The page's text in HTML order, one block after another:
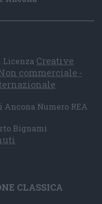
Licenza Creative
commerciale -
Numero REA
Bignami
CLASSICA